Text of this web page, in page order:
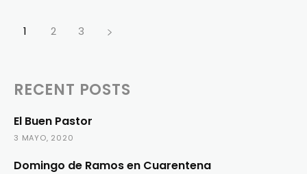
1 2 3
RECENT POSTS
El Buen Pastor
3 MAYO, 2020
Domingo de Ramos en Cuarentena